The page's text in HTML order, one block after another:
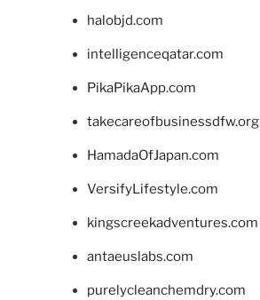
halobjd.com
intelligenceqatar.com
PikaPikaApp.com
takecareofbusinessdfw.org
HamadaOfJapan.com
VersifyLifestyle.com
kingscreekadventures.com
antaeuslabs.com
purelycleanchemdry.com